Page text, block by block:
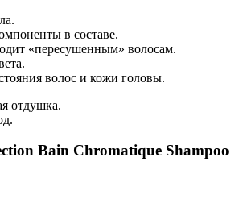
в составе.
«пересушенным» волосам.
волос и кожи головы.
отдушка.
Bain Chromatique Shampoo